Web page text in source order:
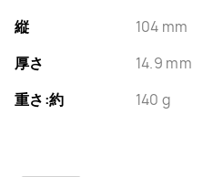
縦
104 mm
厚さ
14.9 mm
重さ:約
140 g